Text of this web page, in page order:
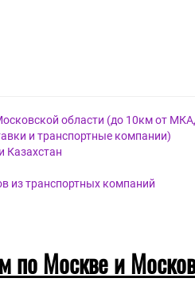
области (до 10км от
и транспортные компании)
Казахстан
из транспортных компаний
по Москве и